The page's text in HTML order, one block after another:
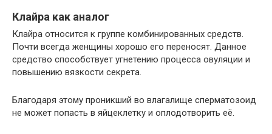
Клайра как аналог
Клайра относится к группе комбинированных средств.
Почти всегда женщины хорошо его переносят. Данное
средство способствует угнетению процесса овуляции и
повышению вязкости секрета.
Благодаря этому проникший во влагалище сперматозоид
не может попасть в яйцеклетку и оплодотворить её.